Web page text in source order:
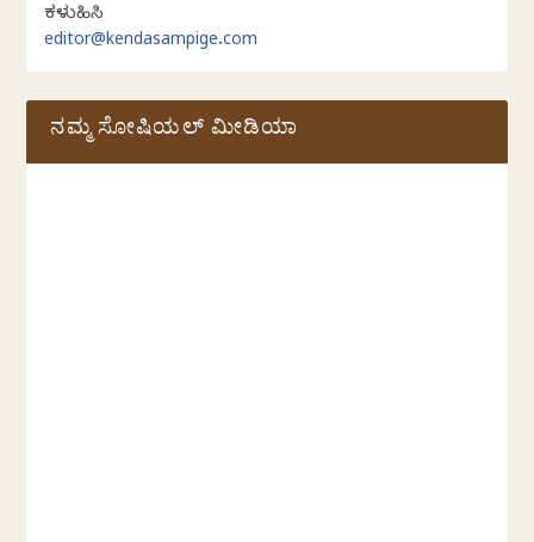
ಕಳುಹಿಸಿ
editor@kendasampige.com
ನಮ್ಮ ಸೋಷಿಯಲ್‌ ಮೀಡಿಯಾ